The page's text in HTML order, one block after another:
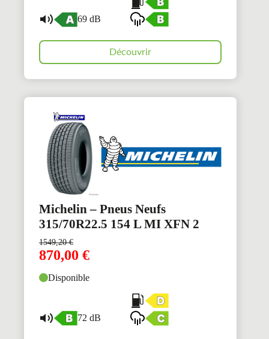
69 dB
Découvrir
Michelin – Pneus Neufs
315/70R22.5 154 L MI XFN 2
1549,20€
870,00 €
Disponible
72 dB